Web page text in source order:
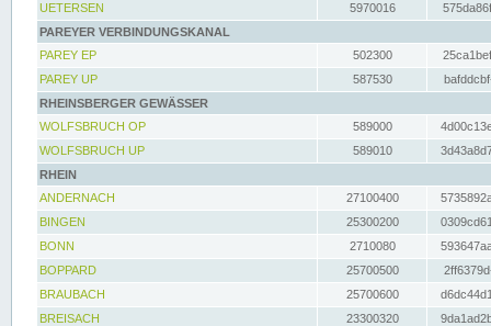
UETERSEN
5970016
PAREYER VERBINDUNGSKANAL
PAREY EP
502300
PAREY UP
587530
RHEINSBERGER GEWÄSSER
WOLFSBRUCH OP
589000
WOLFSBRUCH UP
589010
RHEIN
ANDERNACH
27100400
BINGEN
25300200
BONN
2710080
BOPPARD
25700500
BRAUBACH
25700600
BREISACH
23300320